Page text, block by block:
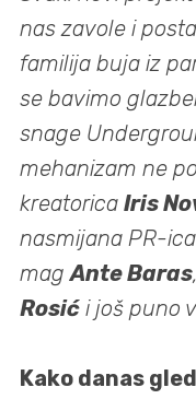
nas zavole i
familija buja iz
se bavimo
snage
mehanizam ne
kreatorica Iris
nasmijana PR-ica
magAnte Baras
Rosić i još puno
Kako danas